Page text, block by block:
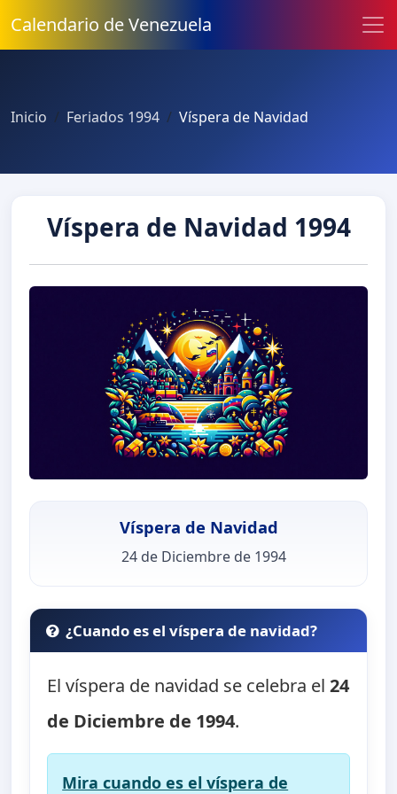
Calendario de Venezuela
Inicio Feriados 1994 Víspera de Navidad
Víspera de Navidad 1994
Víspera de Navidad
24 de Diciembre de 1994
¿Cuando es el víspera de navidad?
El víspera de navidad se celebra el24
de Diciembre de 1994.
Mira cuando es el víspera de